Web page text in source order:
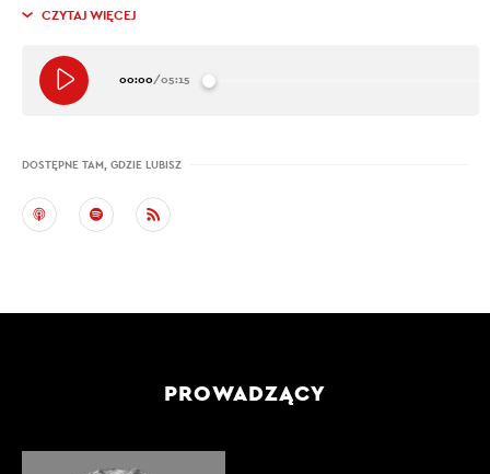
CZYTAJ WIĘCEJ
00:00/05:15
DOSTĘPNE TAM, GDZIE LUBISZ
PROWADZĄCY